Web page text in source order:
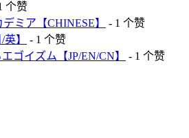
个赞
ミア【CHINESE】
- 1 个赞
】
- 1 个赞
ゴイズム【JP/EN/CN】
- 1 个赞